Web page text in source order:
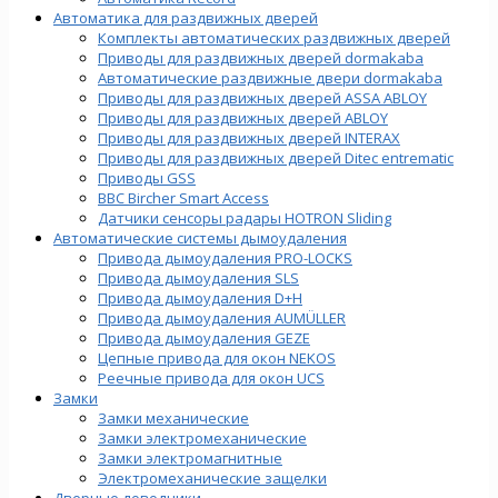
Автоматика для раздвижных дверей
Комплекты автоматических раздвижных дверей
Приводы для раздвижных дверей dormakaba
Автоматические раздвижные двери dormakaba
Приводы для раздвижных дверей ASSA ABLOY
Приводы для раздвижных дверей ABLOY
Приводы для раздвижных дверей INTERAX
Приводы для раздвижных дверей Ditec entrematic
Приводы GSS
BBC Bircher Smart Access
Датчики сенсоры радары HOTRON Sliding
Автоматические системы дымоудаления
Привода дымоудаления PRO-LOCKS
Привода дымоудаления SLS
Привода дымоудаления D+H
Привода дымоудаления AUMÜLLER
Привода дымоудаления GEZE
Цепные привода для окон NEKOS
Реечные привода для окон UСS
Замки
Замки механические
Замки электромеханические
Замки электромагнитные
Электромеханические защелки